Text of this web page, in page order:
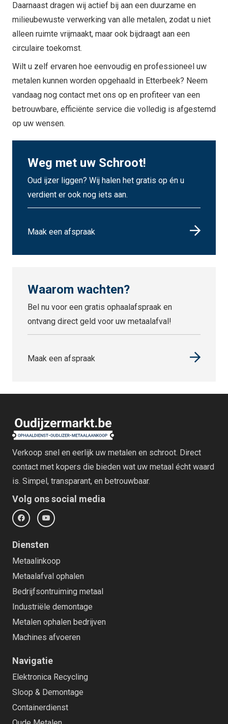
Daarnaast dragen wij actief bij aan een duurzame en
milieubewuste verwerking van alle metalen, zodat u niet
alleen ruimte vrijmaakt, maar ook bijdraagt aan een
circulaire toekomst.
Wilt u zelf ervaren hoe eenvoudig en professioneel uw
metalen kunnen worden opgehaald in Etterbeek? Neem
vandaag nog contact met ons op en profiteer van een
betrouwbare, efficiënte service die volledig is afgestemd
op uw wensen.
Weg met uw Schroot!
Oud ijzer liggen? Wij halen het gratis op én u
verdient er ook nog iets aan.
Maak een afspraak
Waarom wachten?
Bel nu voor een gratis ophaalafspraak en
ontvang direct geld voor uw metaalafval!
Maak een afspraak
Verkoop snel en eerlijk uw metalen en schroot. Direct
contact met kopers die bieden wat uw metaal écht waard
is. Simpel, transparant, en betrouwbaar.
Volg ons social media
Diensten
Metaalinkoop
Metaalafval ophalen
Bedrijfsontruiming metaal
Industriële demontage
Metalen ophalen bedrijven
Machines afvoeren
Navigatie
Elektronica Recycling
Sloop & Demontage
Containerdienst